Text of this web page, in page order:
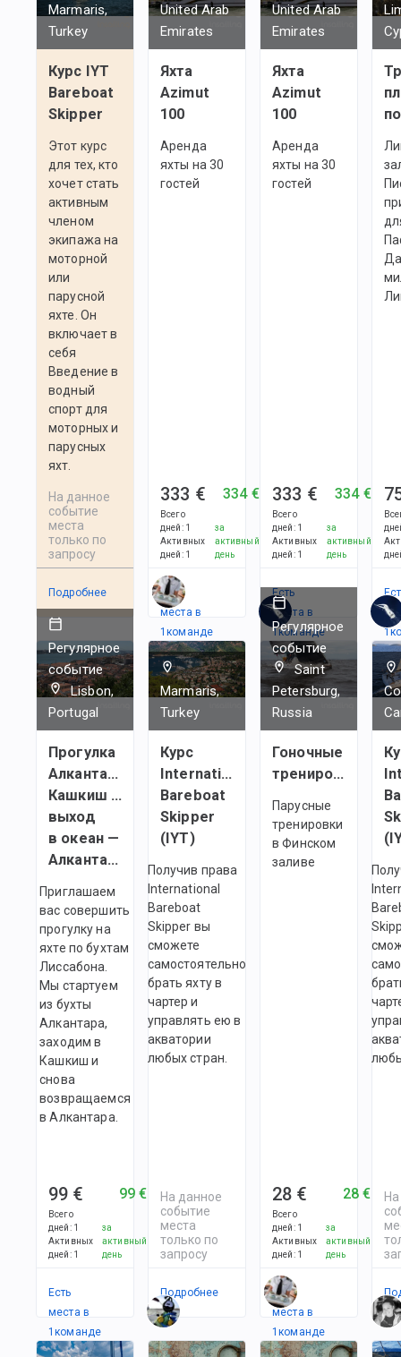
Marmaris,
Turkey
Курс IYT
Bareboat
Skipper
Этот курс
для тех, кто
хочет стать
активным
членом
экипажа на
моторной
или
парусной
яхте. Он
включает в
себя
Введение в
водный
спорт для
моторных и
парусных
яхт.
На данное
событие
места
только по
запросу
Подробнее
United Arab
Emirates
Яхта
Azimut
100
Аренда
яхты на 30
гостей
333 €
Всего
дней: 1
Активных
дней: 1
334 €
за
активный
день
Есть
места в
1командe
United Arab
Emirates
Яхта
Azimut
100
Аренда
яхты на 30
гостей
333 €
Всего
дней: 1
Активных
дней: 1
334 €
за
активный
день
Есть
места в
1командe
1
Регулярное
событие
Lisbon,
Portugal
Прогулка
Алкантара —
Кашкиш —
выход
в океан —
Алкантара
Приглашаем
вас совершить
прогулку на
яхте по бухтам
Лиссабона.
Мы стартуем
из бухты
Алкантара,
заходим в
Кашкиш и
снова
возвращаемся
в Алкантара.
99 €
Всего
дней: 1
Активных
дней: 1
99 €
за
активный
день
Есть
места в
1командe
Marmaris,
Turkey
Курс
International
Bareboat
Skipper
(IYT)
Получив права
International
Bareboat
Skipper вы
сможете
самостоятельно
брать яхту в
чартер и
управлять ею в
акватории
любых стран.
На данное
событие
места
только по
запросу
Подробнее
Регулярное
событие
Saint
Petersburg,
Russia
Гоночные
тренировки
Парусные
тренировки
в Финском
заливе
28 €
Всего
дней: 1
Активных
дней: 1
28 €
за
активный
день
Есть
места в
1командe